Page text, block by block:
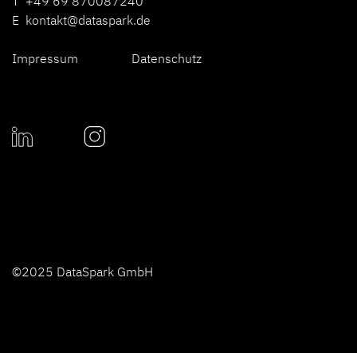
E kontakt@dataspark.de
Impressum Datenschutz
©2025 DataSpark GmbH